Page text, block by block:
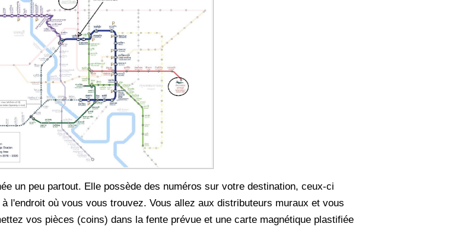
un peu partout. Elle possède des numéros sur votre destination, ceux-ci
l'endroit où vous vous trouvez. Vous allez aux distributeurs muraux et vous
vos pièces (coins) dans la fente prévue et une carte magnétique plastifiée